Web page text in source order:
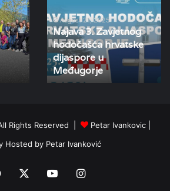
hodočašća
hrvatske
dijaspore
u
Međugorje
August 21, 2025
Najava 3. Zavjetnog
hodočašća hrvatske
dijaspore u
Međugorje
Rights Reserved | Petar Ivankovic|
Hosted by Petar Ivanković
Facebook YouTubeInstagram